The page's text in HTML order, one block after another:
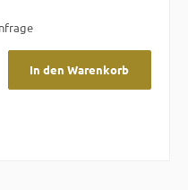
In den Warenkorb